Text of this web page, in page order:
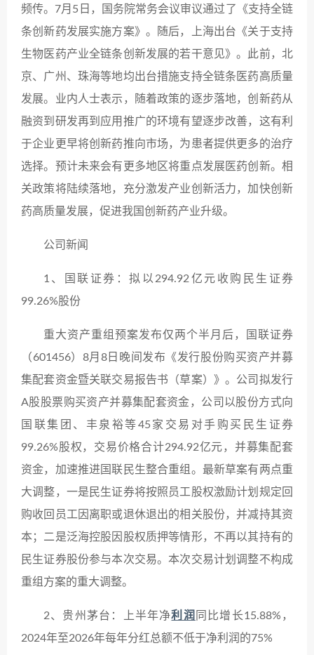
频传。7月5日，国务院常务会议审议通过了《支持全链
条创新药发展实施方案》。随后，上海出台《关于支持
生物医药产业全链条创新发展的若干意见》。此前，北
京、广州、珠海等地均出台措施支持全链条医药高质量
发展。业内人士表示，随着政策的逐步落地，创新药从
融资到研发再到应用推广的环境有望逐步改善，这有利
于企业更早将创新药推向市场，为患者提供更多的治疗
选择。预计未来会有更多地区将重点发展医药创新。相
关政策将陆续落地，充分激发产业创新活力，加快创新
药高质量发展，促进我国创新药产业升级。
公司新闻
1、国联证券：拟以294.92亿元收购民生证券
99.26%股份
重大资产重组预案发布仅两个半月后，国联证券
（601456）8月8日晚间发布《发行股份购买资产并募
集配套资金暨关联交易报告书（草案）》。公司拟发行
A股股票购买资产并募集配套资金，公司以股份方式向
国联集团、丰泉裕等45家交易对手购买民生证券
99.26%股权，交易价格合计294.92亿元，并募集配套
资金，加速推进国联民生整合重组。最新草案有两点重
大调整，一是民生证券将按照员工股权激励计划规定回
购收回员工因离职或退休退出的相关股份，并减持其资
本；二是泛海控股因股权质押等情形，不再以其持有的
民生证券股份参与本次交易。本次交易计划调整不构成
重组方案的重大调整。
2、贵州茅台：上半年净利润 同比增长15.88%，
2024年至2026年每年分红总额不低于净利润的75%